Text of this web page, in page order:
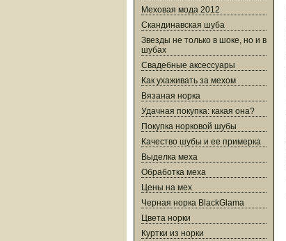
Меховая мода 2012
Скандинавская шуба
Звезды не только в шоке, но и в
шубах
Свадебные аксессуары
Как ухаживать за мехом
Вязаная норка
Удачная покупка: какая она?
Покупка норковой шубы
Качество шубы и ее примерка
Выделка меха
Обработка меха
Цены на мех
Черная норка BlackGlama
Цвета норки
Куртки из норки